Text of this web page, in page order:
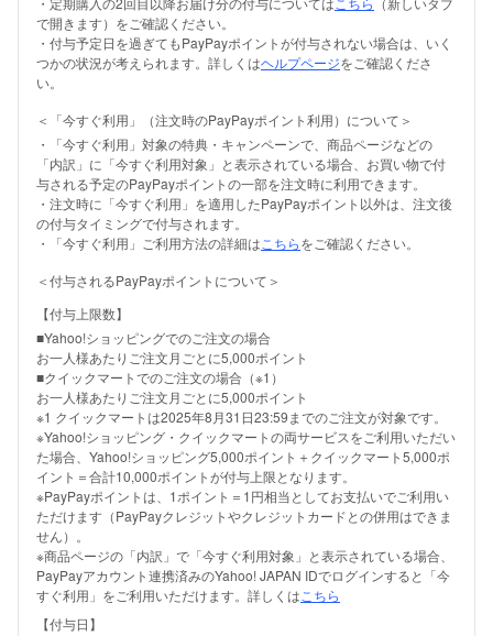
で開きます）をご確認ください。
・付与予定日を過ぎてもPayPayポイントが付与されない場合は、いく
つかの状況が考えられます。詳しくはヘルプページをご確認くださ
い。
＜「今すぐ利用」（注文時のPayPayポイント利用）について＞
・「今すぐ利用」対象の特典・キャンペーンで、商品ページなどの
「内訳」に「今すぐ利用対象」と表示されている場合、お買い物で付
与される予定のPayPayポイントの一部を注文時に利用できます。
・注文時に「今すぐ利用」を適用したPayPayポイント以外は、注文後
の付与タイミングで付与されます。
・「今すぐ利用」ご利用方法の詳細は こちらをご確認ください。
＜付与されるPayPayポイントについて＞
【付与上限数】
■Yahoo!ショッピングでのご注文の場合
お一人様あたりご注文月ごとに5,000ポイント
■クイックマートでのご注文の場合（※1）
お一人様あたりご注文月ごとに5,000ポイント
※1 クイックマートは2025年8月31日23:59までのご注文が対象です。
※Yahoo!ショッピング・クイックマートの両サービスをご利用いただい
た場合、Yahoo!ショッピング5,000ポイント＋クイックマート5,000ポ
イント＝合計10,000ポイントが付与上限となります。
※PayPayポイントは、1ポイント＝1円相当としてお支払いでご利用い
ただけます（PayPayクレジットやクレジットカードとの併用はできま
せん）。
※商品ページの「内訳」で「今すぐ利用対象」と表示されている場合、
PayPayアカウント連携済みのYahoo! JAPAN IDでログインすると「今
すぐ利用」をご利用いただけます。詳しくは こちら
【付与日】